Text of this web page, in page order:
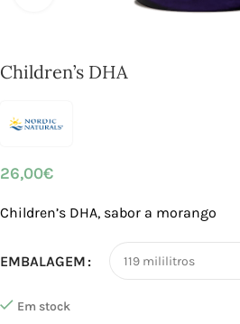
Children’s DHA
26,00€
Children’s DHA, sabor a morango
EMBALAGEM
Em stock